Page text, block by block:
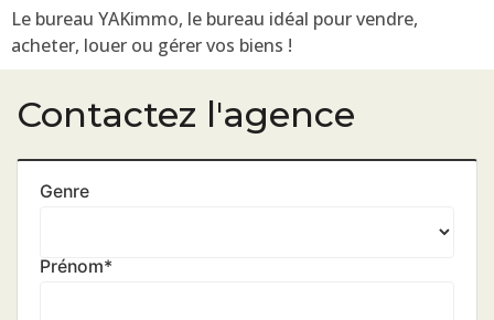
Le bureau YAKimmo, le bureau idéal pour vendre,
acheter, louer ou gérer vos biens !
Contactez l'agence
Genre
Prénom*